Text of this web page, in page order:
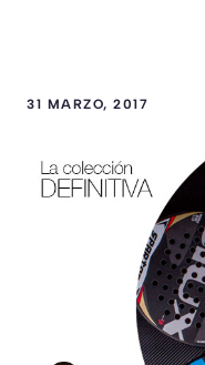
31 MARZO, 2017